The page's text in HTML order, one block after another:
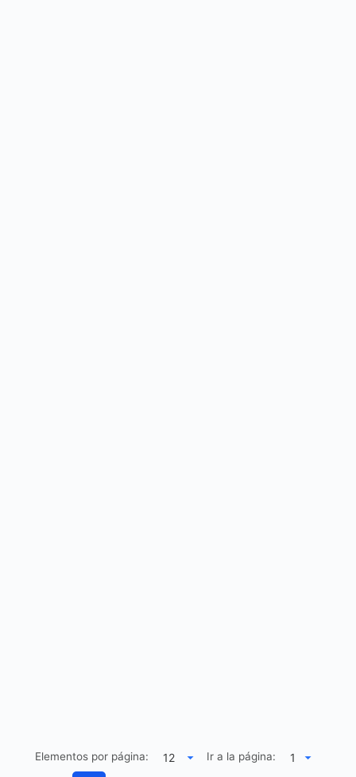
Elementos por página: Ir a la página: